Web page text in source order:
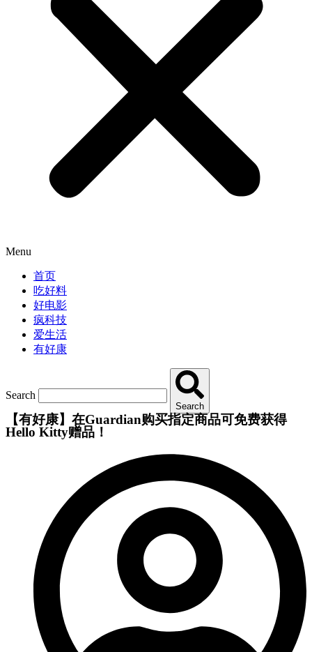
Menu
首页
吃好料
好电影
疯科技
爱生活
有好康
Search
Search
【有好康】在Guardian购买指定商品可免费获得
Hello Kitty赠品！